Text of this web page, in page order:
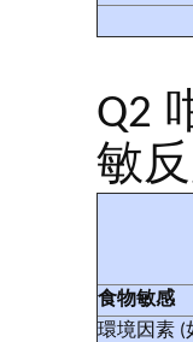
Q2
敏
食物敏感
環境因素 (